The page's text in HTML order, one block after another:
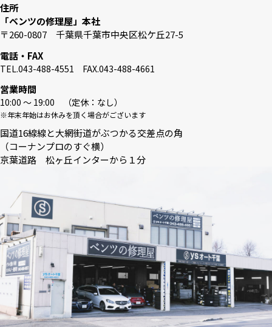
住所
「ベンツの修理屋」本社
〒260-0807 千葉県千葉市中央区松ケ丘27-5
電話・FAX
TEL.043-488-4551 FAX.043-488-4661
営業時間
10:00 〜 19:00 （定休：なし）
※年末年始はお休みを頂く場合がございます
国道16線線と大網街道がぶつかる交差点の角
（コーナンプロのすぐ横）
京葉道路 松ヶ丘インターから１分